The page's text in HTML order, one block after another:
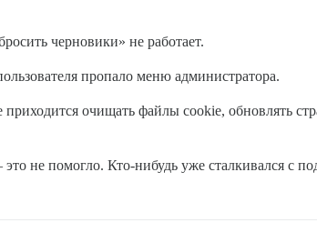
черновики» не работает.
пропало меню администратора.
очищать файлы cookie, обновлять
не помогло. Кто-нибудь уже сталкивался с